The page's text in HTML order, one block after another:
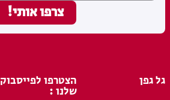
גל גפן הצטרפו לפייסבוק
שלנו :